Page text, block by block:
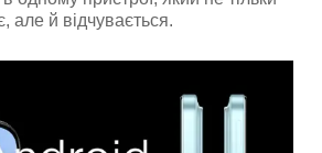
але й відчувається.